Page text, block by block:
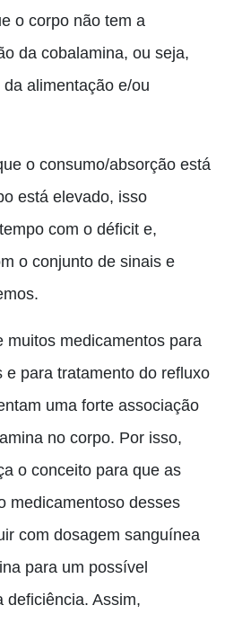
o corpo não tem a
da cobalamina, ou seja,
alimentação e/ou
o consumo/absorção está
está elevado, isso
com o déficit e,
o conjunto de sinais e
muitos medicamentos para
e para tratamento do refluxo
uma forte associação
no corpo. Por isso,
o conceito para que as
medicamentoso desses
com dosagem sanguínea
para um possível
deficiência. Assim,